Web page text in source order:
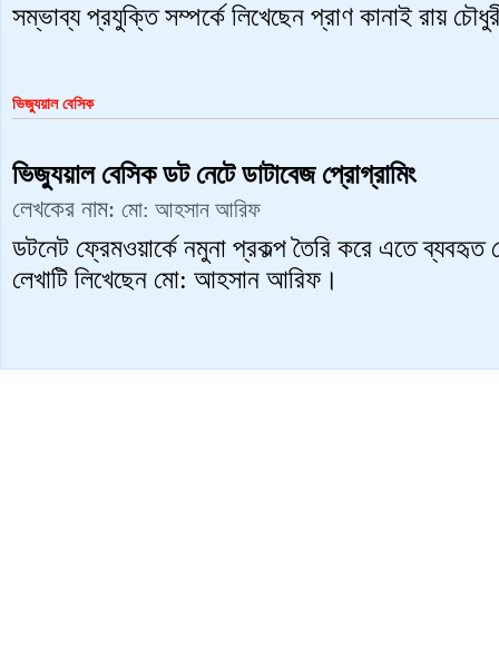
সম্ভাব্য প্রযুক্তি সম্পর্কে লিখেছেন প্রাণ কানাই রায়
ভিজ্যুয়াল বেসিক
ভিজ্যুয়াল বেসিক ডট নেটে ডাটাবেজ প্রোগ্রামিং
লেখকের নাম: মো: আহসান আরিফ
ডটনেট ফ্রেমওয়ার্কে নমুনা প্রকল্প তৈরি করে এতে ব্যবহৃত
লেখাটি লিখেছেন মো: আহসান আরিফ।